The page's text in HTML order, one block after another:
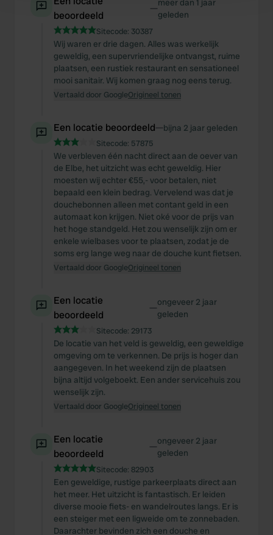
and set your preferences in the
details section
We use cookies to personalise content and ads, to
provide social media features and to analyse our traffic.
We also share information about your use of our site with
our social media, advertising and analytics partners who
may combine it with other information that you’ve
of their services.
beoordeeld
—meer dan 1 jaar
geleden
Sitecode: 30387
Wij waren er drie dagen. Alles was werkelijk
geweldig, een supervriendelijke ontvangst, ruime
plaatsen, een rustiek restaurant en sensationeel
mooi sanitair. Wij komen graag nog eens terug.
Vertaald door GoogleOrigineel tonen
Een locatie beoordeeld—bijna 2 jaar geleden
Sitecode: 57875
We verbleven één nacht direct aan de oever van
de Elbe, het uitzicht was echt geweldig. Hier
moesten wij echter €55,- voor betalen, niet
bepaald een klein bedrag. Vervelend was dat je
douchebonnen alleen met contant geld in een
automaat kon krijgen. Niet oké voor de prijs van
het hoge standgeld. Het zou wenselijk zijn om er
enkele wielbases voor te plaatsen, zodat je de
soms erg lange weg naar de douche kunt fietsen.
Vertaald door GoogleOrigineel tonen
Een locatie
beoordeeld
—ongeveer 2 jaar
geleden
Sitecode: 29173
De locatie van het veld is geweldig, een geweldige
omgeving om te verkennen. De prijs is hoger dan
aangegeven. In het weekend zijn de plaatsen
bijna altijd volgeboekt. Een ander servicehuis zou
wenselijk zijn.
Vertaald door GoogleOrigineel tonen
Een locatie
beoordeeld
—ongeveer 2 jaar
geleden
Sitecode: 82903
Een geweldige, rustige parkeerplaats direct aan
het meer. Het uitzicht is fantastisch. Er leiden
diverse mooie fiets- en wandelroutes langs. Er is
een steiger met een ligweide om te zonnebaden.
Daarachter bevinden zich een douche en